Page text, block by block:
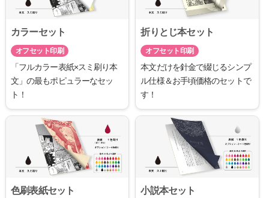
カラーセット
オフセット印刷
「フルカラー表紙×スミ刷り本
文」の最もポピュラーなセッ
ト！
折りとじ本セット
オフセット印刷
本文だけを針金で綴じるシンプ
ル仕様＆お手頃価格のセットで
す！
色刷表紙セット 小説本セット